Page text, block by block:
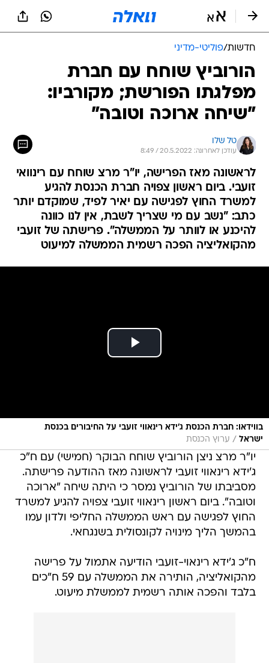
חדשות/פוליטי-מדיני
הורוביץ שוחח עם חברת
מפלגתו הפורשת; מקורביו:
"שיחה ארוכה וטובה"
טל שלו
עודכן לאחרונה: 20.5.2022 / 8:49
לראשונה מאז הפרישה, יו"ר מרצ שוחח עם רינוואי
זועבי. ביום ראשון צפויה חברת הכנסת להגיע
למשרד החוץ לפגישה עם יאיר לפיד, שמוקדם יותר
כתב: "נשב עם מי שצריך לשבת, אין לנו כוונה
להיכנע או לוותר על הממשלה". פרישתה של זועבי
מהקואליציה הפכה רשמית הממשלה למיעוט
בווידאו: חברת הכנסת ג'ידא רינאווי זועבי על החיבורים בכנסת
ישראל / ערוץ הכנסת
יו"ר מרצ ניצן הורוביץ שוחח הבוקר (חמישי) עם ח"כ
ג'ידא רינאווי זועבי לראשונה מאז ההודעה פרישתה.
מסביבתו של הורוביץ נמסר כי היתה שיחה "ארוכה
וטובה". ביום ראשון רינאווי זועבי צפויה להגיע למשרד
החוץ לפגישה עם ראש הממשלה החליפי ולדון עמו
בהמשך הליך מינויה לקונסולית בשנגחאי.
ח"כ ג'ידא רינאוי-זועבי הודיעה אתמול על פרישה
מהקואליציה, הותירה את הממשלה עם 59 ח"כים
בלבד והפכה אותה רשמית לממשלת מיעוט.